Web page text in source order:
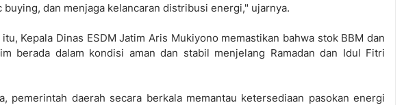
buying, dan menjaga kelancaran distribusi energi," ujarnya.
Kepala Dinas ESDM Jatim Aris Mukiyono memastikan bahwa stok BBM dan
berada dalam kondisi aman dan stabil menjelang Ramadan dan Idul Fitri
pemerintah daerah secara berkala memantau ketersediaan pasokan energi